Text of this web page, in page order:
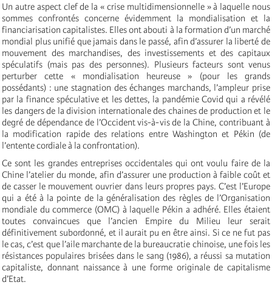
Un autre aspect clef de la « crise multidimensionnelle » à laquelle nous
sommes confrontés concerne évidemment la mondialisation et la
financiarisation capitalistes. Elles ont abouti à la formation d’un marché
mondial plus unifié que jamais dans le passé, afin d’assurer la liberté de
mouvement des marchandises, des investissements et des capitaux
spéculatifs (mais pas des personnes). Plusieurs facteurs sont venus
perturber cette « mondialisation heureuse » (pour les grands
possédants) : une stagnation des échanges marchands, l’ampleur prise
par la finance spéculative et les dettes, la pandémie Covid qui a révélé
les dangers de la division internationale des chaines de production et le
degré de dépendance de l’Occident vis-à-vis de la Chine, contribuant à
la modification rapide des relations entre Washington et Pékin (de
l’entente cordiale à la confrontation).
Ce sont les grandes entreprises occidentales qui ont voulu faire de la
Chine l’atelier du monde, afin d’assurer une production à faible coût et
de casser le mouvement ouvrier dans leurs propres pays. C’est l’Europe
qui a été à la pointe de la généralisation des règles de l’Organisation
mondiale du commerce (OMC) à laquelle Pékin a adhéré. Elles étaient
toutes convaincues que l’ancien Empire du Milieu leur serait
définitivement subordonné, et il aurait pu en être ainsi. Si ce ne fut pas
le cas, c’est que l’aile marchante de la bureaucratie chinoise, une fois les
résistances populaires brisées dans le sang (1986), a réussi sa mutation
capitaliste, donnant naissance à une forme originale de capitalisme
d’Etat.